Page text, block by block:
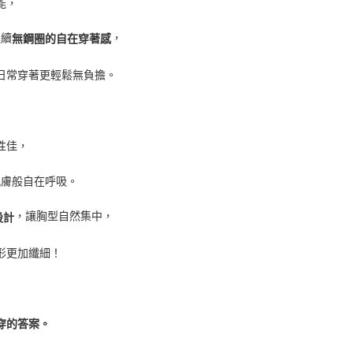
，
無鋼圈的自在穿著感，
穿著更輕鬆無負擔。
佳，
般自在呼吸。
計 ，讓胸型自然集中，
加纖細！
的答案。